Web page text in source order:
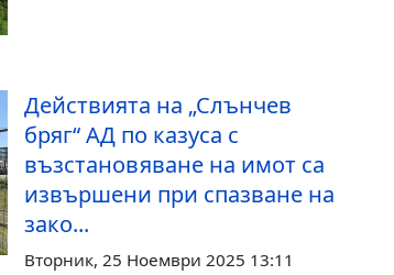
Действията на „Слънчев
бряг“ АД по казуса с
възстановяване на имот са
извършени при спазване на
зако...
Вторник, 25 Ноември 2025 13:11